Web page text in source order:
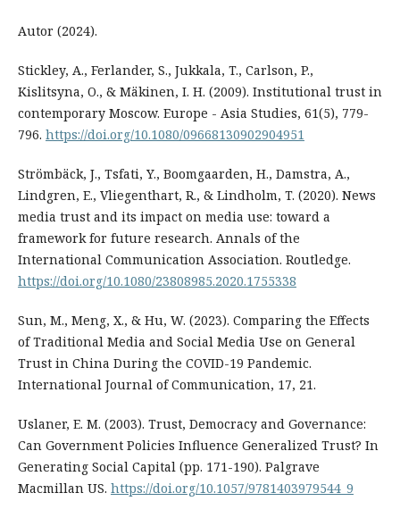
Autor (2024).
Stickley, A., Ferlander, S., Jukkala, T., Carlson, P.,
Kislitsyna, O., & Mäkinen, I. H. (2009). Institutional trust in
contemporary Moscow. Europe - Asia Studies, 61(5), 779-
796. https://doi.org/10.1080/09668130902904951
Strömbäck, J., Tsfati, Y., Boomgaarden, H., Damstra, A.,
Lindgren, E., Vliegenthart, R., & Lindholm, T. (2020). News
media trust and its impact on media use: toward a
framework for future research. Annals of the
International Communication Association. Routledge.
https://doi.org/10.1080/23808985.2020.1755338
Sun, M., Meng, X., & Hu, W. (2023). Comparing the Effects
of Traditional Media and Social Media Use on General
Trust in China During the COVID-19 Pandemic.
International Journal of Communication, 17, 21.
Uslaner, E. M. (2003). Trust, Democracy and Governance:
Can Government Policies Influence Generalized Trust? In
Generating Social Capital (pp. 171-190). Palgrave
Macmillan US. https://doi.org/10.1057/9781403979544_9